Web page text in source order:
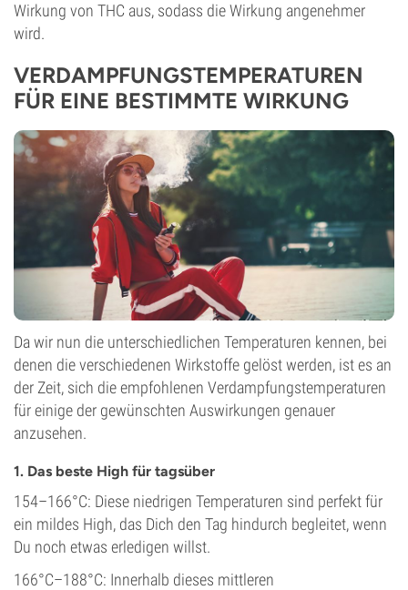
Wirkung von THC aus, sodass die Wirkung angenehmer
wird.
VERDAMPFUNGSTEMPERATUREN
FÜR EINE BESTIMMTE WIRKUNG
Da wir nun die unterschiedlichen Temperaturen kennen, bei
denen die verschiedenen Wirkstoffe gelöst werden, ist es an
der Zeit, sich die empfohlenen Verdampfungstemperaturen
für einige der gewünschten Auswirkungen genauer
anzusehen.
1. Das beste High für tagsüber
154–166°C: Diese niedrigen Temperaturen sind perfekt für
ein mildes High, das Dich den Tag hindurch begleitet, wenn
Du noch etwas erledigen willst.
166°C–188°C: Innerhalb dieses mittleren